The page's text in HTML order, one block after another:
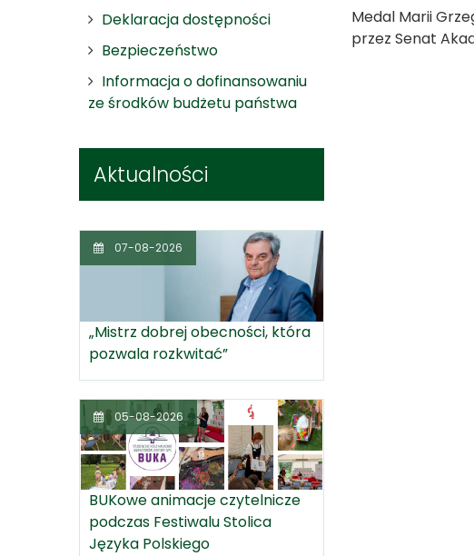
Deklaracja dostępności
Bezpieczeństwo
Informacja o dofinansowaniu
ze środków budżetu państwa
Aktualności
07-08-2026
„Mistrz dobrej obecności, która
pozwala rozkwitać”
05-08-2026
BUKowe animacje czytelnicze
podczas Festiwalu Stolica
Języka Polskiego
Medal Marii
przez Senat